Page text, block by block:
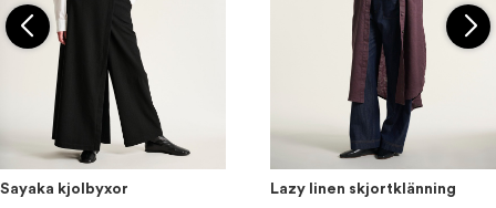
Sayaka kjolbyxor
Lazy linen skjortklänning